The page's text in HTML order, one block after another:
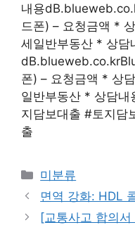
내용
드폰) – 요청금액 *
세일반부동산 * 상담
폰) – 요청금액 * 상
일반부동산 * 상담
지담보대출 #토지담
출
Categories
미분류
면역 강화: HDL
[교통사고 합의